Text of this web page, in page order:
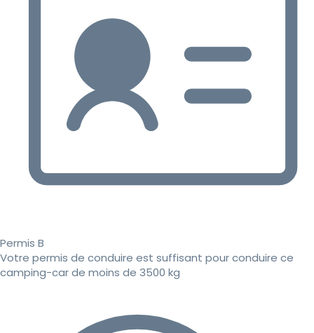
Permis B
Votre permis de conduire est suffisant pour conduire ce
camping-car de moins de 3500 kg